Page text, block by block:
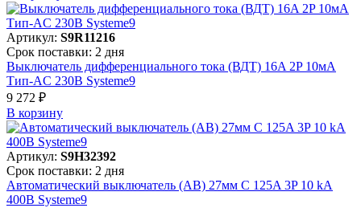
Артикул: S9R11216
Срок поставки: 2 дня
Выключатель дифференциального тока (ВДТ) 16A 2P 10мА
Тип-AC 230В Systeme9
9 272 ₽
В корзинy
Артикул: S9H32392
Срок поставки: 2 дня
Автоматический выключатель (АВ) 27мм C 125A 3P 10 kA
400В Systeme9